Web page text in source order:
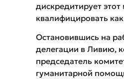
дискредитирует
квалифицировать
Остановившись на
делегации в Ливию,
председатель
гуманитарной